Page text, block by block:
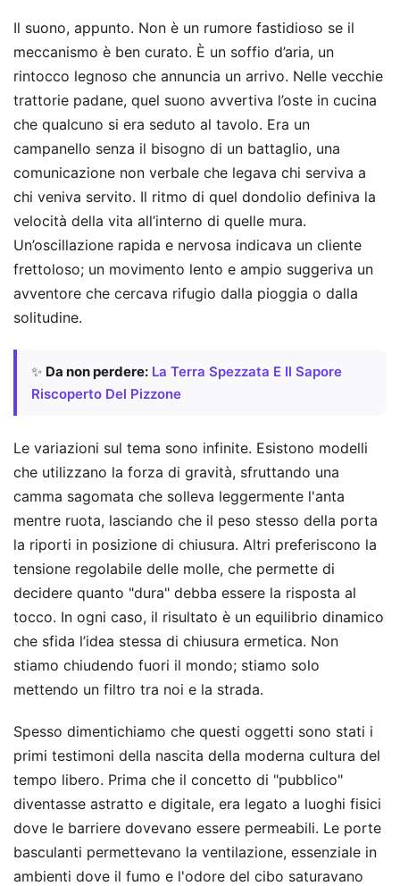
Il suono, appunto. Non è un rumore fastidioso se il
meccanismo è ben curato. È un soffio d’aria, un
rintocco legnoso che annuncia un arrivo. Nelle vecchie
trattorie padane, quel suono avvertiva l’oste in cucina
che qualcuno si era seduto al tavolo. Era un
campanello senza il bisogno di un battaglio, una
comunicazione non verbale che legava chi serviva a
chi veniva servito. Il ritmo di quel dondolio definiva la
velocità della vita all’interno di quelle mura.
Un’oscillazione rapida e nervosa indicava un cliente
frettoloso; un movimento lento e ampio suggeriva un
avventore che cercava rifugio dalla pioggia o dalla
solitudine.
✨ Da non perdere: La Terra Spezzata E Il Sapore
Riscoperto Del Pizzone
Le variazioni sul tema sono infinite. Esistono modelli
che utilizzano la forza di gravità, sfruttando una
camma sagomata che solleva leggermente l'anta
mentre ruota, lasciando che il peso stesso della porta
la riporti in posizione di chiusura. Altri preferiscono la
tensione regolabile delle molle, che permette di
decidere quanto "dura" debba essere la risposta al
tocco. In ogni caso, il risultato è un equilibrio dinamico
che sfida l’idea stessa di chiusura ermetica. Non
stiamo chiudendo fuori il mondo; stiamo solo
mettendo un filtro tra noi e la strada.
Spesso dimentichiamo che questi oggetti sono stati i
primi testimoni della nascita della moderna cultura del
tempo libero. Prima che il concetto di "pubblico"
diventasse astratto e digitale, era legato a luoghi fisici
dove le barriere dovevano essere permeabili. Le porte
basculanti permettevano la ventilazione, essenziale in
ambienti dove il fumo e l'odore del cibo saturavano